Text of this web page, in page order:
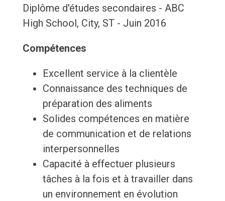
Diplôme d'études secondaires - ABC
High School, City, ST - Juin 2016
Compétences
Excellent service à la clientèle
Connaissance des techniques de
préparation des aliments
Solides compétences en matière
de communication et de relations
interpersonnelles
Capacité à effectuer plusieurs
tâches à la fois et à travailler dans
un environnement en évolution